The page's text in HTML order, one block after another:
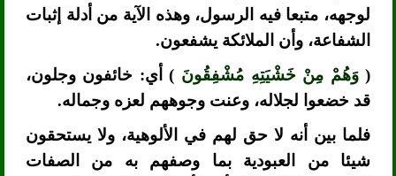
لوجهه، متبعا فيه الرسول، وهذه الآية من أدلة إثبات
الشفاعة، وأن الملائكة يشفعون.
(وَهُمْ مِنْ خَشْيَتِهِ مُشْفِقُونَ ) أي: خائفون وجلون،
قد خضعوا لجلاله، وعنت وجوههم لعزه وجماله.
فلما بين أنه لا حق لهم في الألوهية، ولا يستحقون
شيئا من العبودية بما وصفهم به من الصفات